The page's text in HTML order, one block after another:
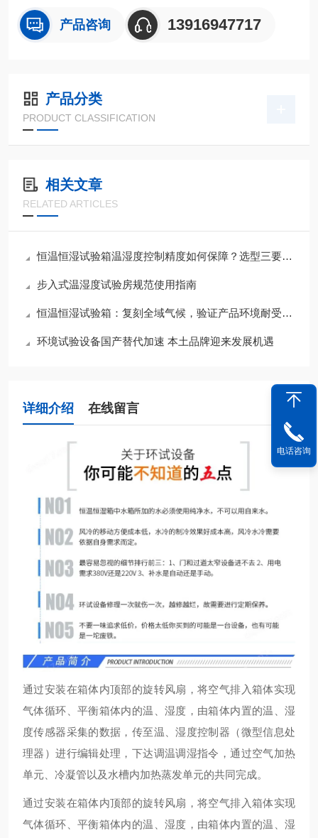
产品咨询 13916947717
产品分类
PRODUCT CLASSIFICATION
相关文章
RELATED ARTICLES
恒温恒湿试验箱温湿度控制精度如何保障？选型三要素与夏季运维要点
步入式温湿度试验房规范使用指南
恒温恒湿试验箱：复刻全域气候，验证产品环境耐受底线
环境试验设备国产替代加速 本土品牌迎来发展机遇
详细介绍 在线留言
通过安装在箱体内顶部的旋转风扇，将空气排入箱体实现
气体循环、平衡箱体内的温、湿度，由箱体内置的温、湿
度传感器采集的数据，传至温、湿度控制器（微型信息处
理器）进行编辑处理，下达调温调湿指令，通过空气加热
单元、冷凝管以及水槽内加热蒸发单元的共同完成。
通过安装在箱体内顶部的旋转风扇，将空气排入箱体实现
气体循环、平衡箱体内的温、湿度，由箱体内置的温、湿
电话咨询